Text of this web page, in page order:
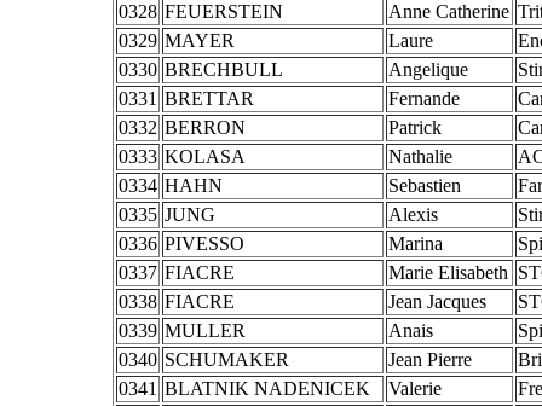
0328 FEUERSTEIN Anne Catherine
0329 MAYER Laure
0330 BRECHBULL Angelique
0331 BRETTAR Fernande
0332 BERRON Patrick
0333 KOLASA Nathalie
0334 HAHN Sebastien
0335 JUNG Alexis
0336 PIVESSO Marina
0337 FIACRE Marie Elisabeth
0338 FIACRE Jean Jacques
0339 MULLER Anais
0340 SCHUMAKER Jean Pierre
0341 BLATNIK NADENICEK Valerie